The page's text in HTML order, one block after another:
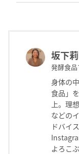
坂下
発酵食
身体の
食品」
上。理
などの
ドバイ
よろこ